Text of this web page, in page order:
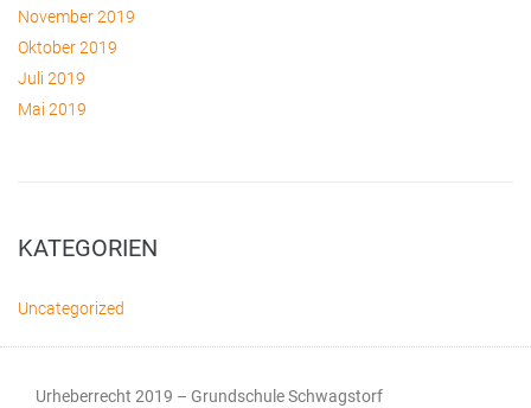
November 2019
Oktober 2019
Juli 2019
Mai 2019
KATEGORIEN
Uncategorized
Urheberrecht 2019 – Grundschule Schwagstorf​